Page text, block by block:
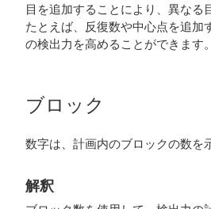
目を追加することにより、異なる
たとえば、反復数や中心点を追加
の検出力を高めることができます。
ブロック
数字は、計画内のブロックの数を
解釈